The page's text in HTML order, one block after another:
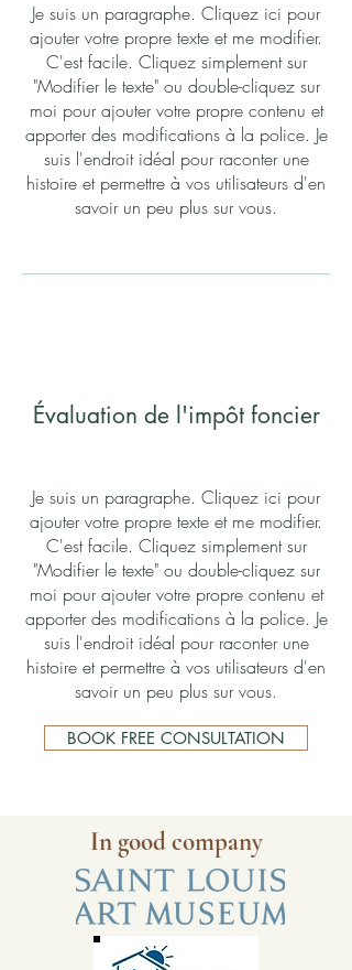
Je suis un paragraphe. Cliquez ici pour
ajouter votre propre texte et me modifier.
C'est facile. Cliquez simplement sur
"Modifier le texte" ou double-cliquez sur
moi pour ajouter votre propre contenu et
apporter des modifications à la police. Je
suis l'endroit idéal pour raconter une
histoire et permettre à vos utilisateurs d'en
savoir un peu plus sur vous.
Évaluation de l'impôt foncier
Je suis un paragraphe. Cliquez ici pour
ajouter votre propre texte et me modifier.
C'est facile. Cliquez simplement sur
"Modifier le texte" ou double-cliquez sur
moi pour ajouter votre propre contenu et
apporter des modifications à la police. Je
suis l'endroit idéal pour raconter une
histoire et permettre à vos utilisateurs d'en
savoir un peu plus sur vous.
BOOK FREE CONSULTATION
In good company